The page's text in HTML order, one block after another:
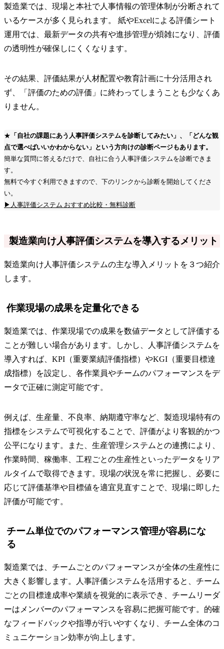
製造業では、現場と本社で人事情報の管理体制が分断されて
いるケースが多く見られます。 紙やExcelによる評価シート
運用では、最新データの共有や進捗管理が煩雑になり、評価
の透明性が確保しにくくなります。
その結果、評価結果が人材配置や教育計画に十分活用され
ず、「評価のための評価」に終わってしまうことも少なくあ
りません。
★ 「自社の課題にあう人事評価システムを診断してみたい」、「どんな観
点で選べばいいかわからない」という方向けの診断ページもあります。
簡単な質問に答えるだけで、自社に合う人事評価システムを診断できま
す。
無料で今すぐ利用できますので、下のリンクから診断を開始してくださ
い。
▶人事評価システム おすすめ比較・無料診断
製造業向け人事評価システムを導入するメリット
製造業向け人事評価システムの主な導入メリットを３つ紹介
します。
作業現場の成果を定量化できる
製造業では、作業現場での成果を数値データとして評価する
ことが難しい場合があります。しかし、人事評価システムを
導入すれば、KPI（重要業績評価指標）やKGI（重要目標達
成指標）を設定し、各作業員やチームのパフォーマンスをデ
ータで正確に測定可能です。
例えば、生産量、不良率、納期遵守率など、製造現場特有の
指標をシステムで可視化することで、評価がより客観的かつ
公平になります。また、生産管理システムとの連携により、
作業時間、稼働率、工程ごとの生産性といったデータをリア
ルタイムで取得できます。現場の状況を常に把握し、必要に
応じて評価基準や目標値を適宜見直すことで、現場に即した
評価が可能です。
チーム単位でのパフォーマンス管理が容易にな
る
製造業では、チームごとのパフォーマンスが全体の生産性に
大きく影響します。人事評価システムを活用すると、チーム
ごとの目標達成率や業績を視覚的に表示でき、チームリーダ
ーはメンバーのパフォーマンスを容易に把握可能です。的確
なフィードバックや指導が行いやすくなり、チーム全体のコ
ミュニケーション効率が向上します。